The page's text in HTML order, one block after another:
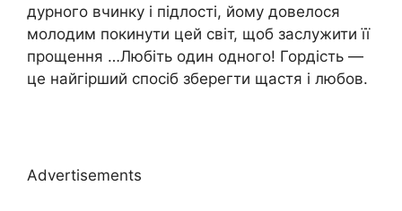
дурного вчинку і підлості, йому довелося
молодим покинути цей світ, щоб заслужити її
прощення …Любіть один одного! Гордість —
це найгірший спосіб зберегти щастя і любов.
Advertisements